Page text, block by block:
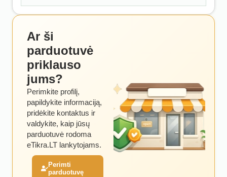
Ar ši
parduotuvė
priklauso
jums?
Perimkite profilį,
papildykite informaciją,
pridėkite kontaktus ir
valdykite, kaip jūsų
parduotuvė rodoma
eTikra.LT lankytojams.
Perimti
parduotuvę